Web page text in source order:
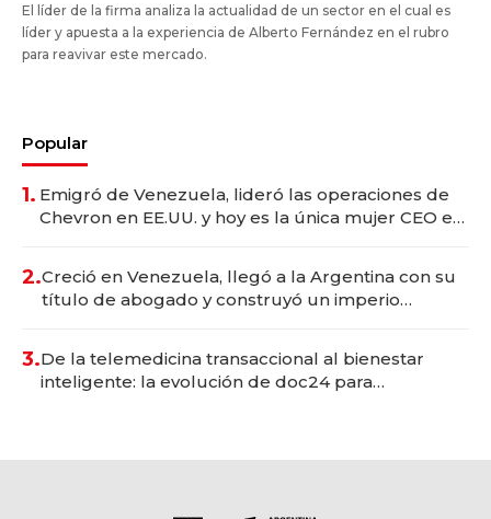
El líder de la firma analiza la actualidad de un sector en el cual es
líder y apuesta a la experiencia de Alberto Fernández en el rubro
para reavivar este mercado.
Popular
1. Emigró de Venezuela, lideró las operaciones de
Chevron en EE.UU. y hoy es la única mujer CEO en
2.Creció en Venezuela, llegó a la Argentina con su
título de abogado y construyó un imperio
3.De la telemedicina transaccional al bienestar
inteligente: la evolución de doc24 para